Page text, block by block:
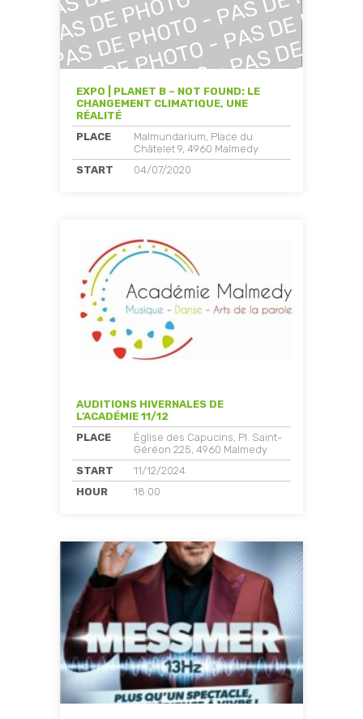
EXPO | PLANET B – NOT FOUND: LE
CHANGEMENT CLIMATIQUE, UNE
RÉALITÉ
PLACE
Malmundarium, Place du
Châtelet 9, 4960 Malmedy
START
04/07/2020
AUDITIONS HIVERNALES DE
L’ACADÉMIE 11/12
PLACE
Église des Capucins, Pl. Saint-
Géréon 225, 4960 Malmedy
START
11/12/2024
HOUR
18:00